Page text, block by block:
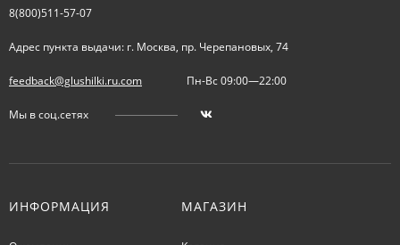
8(800)511-57-07
Адрес пункта выдачи: г. Москва, пр. Черепановых, 74
feedback@glushilki.ru.com Пн-Вс 09:00—22:00
Мы в соц.сетях
ИНФОРМАЦИЯ МАГАЗИН